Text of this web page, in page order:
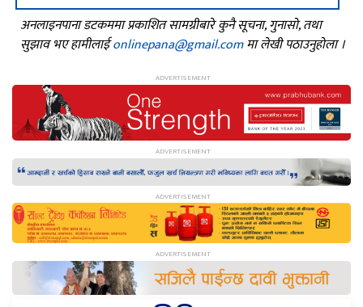
अनलाइनपाना डटकममा प्रकाशित सामग्रीबारे कुनै सूचना, गुनासो, तथा
सुझाव भए हामीलाईonlinepana@gmail.comमा लेखी पठाउनुहोला ।